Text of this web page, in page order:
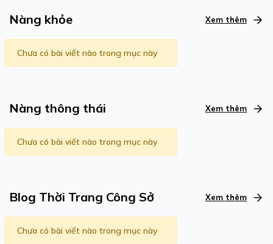
Nàng khỏe Xem thêm
Chưa có bài viết nào trong mục này
Nàng thông thái Xem thêm
Chưa có bài viết nào trong mục này
Blog Thời Trang Công Sở Xem thêm
Chưa có bài viết nào trong mục này